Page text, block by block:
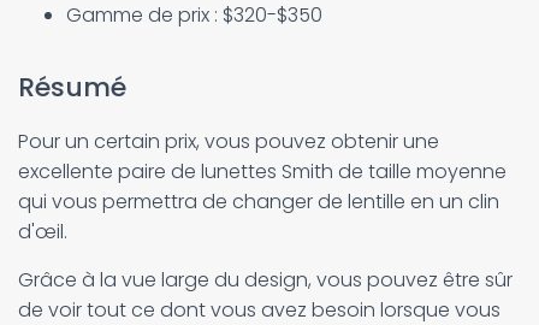
Gamme de prix : $320-$350
Résumé
Pour un certain prix, vous pouvez obtenir une
excellente paire de lunettes Smith de taille moyenne
qui vous permettra de changer de lentille en un clin
d'œil.
Grâce à la vue large du design, vous pouvez être sûr
de voir tout ce dont vous avez besoin lorsque vous